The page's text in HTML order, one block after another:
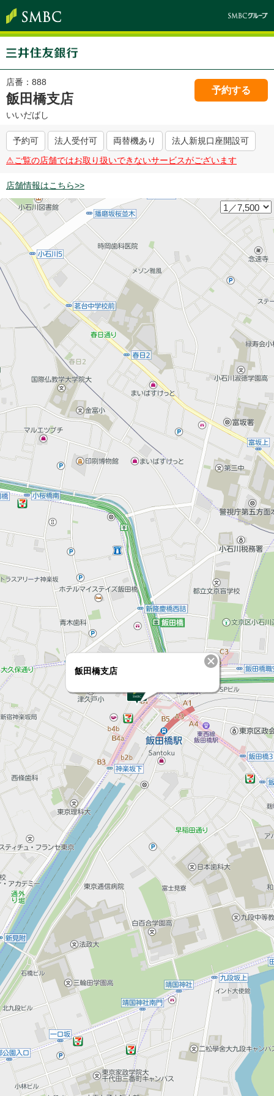
予約する
店番： 888
飯田橋支店
いいだばし
予約可 法人受付可 両替機あり
法人新規口座開設可
⚠︎ご覧の店舗ではお取り扱いできないサービスがございます
店舗情報はこちら>>
飯田橋支店